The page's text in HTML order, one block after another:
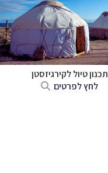
תכנון טיוללקירגיזסטן
לחץ לפרטים